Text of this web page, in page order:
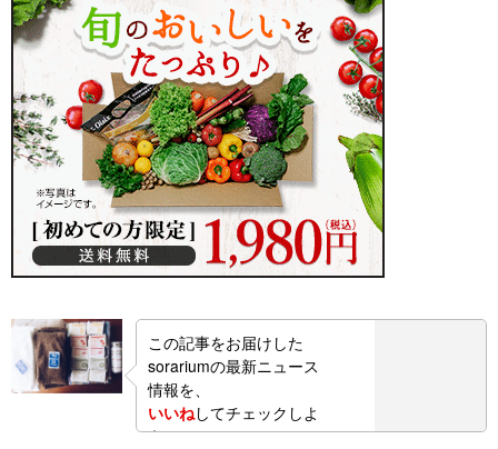
この記事をお届けした
sorariumの最新ニュース
情報を、
いいねしてチェックしよ
う！